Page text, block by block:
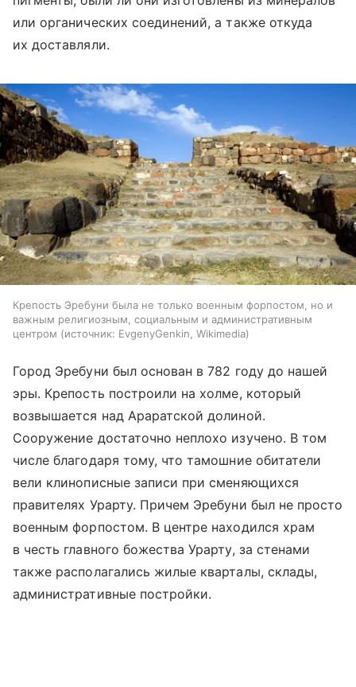
или органических соединений, а также откуда
их доставляли.
Крепость Эребуни была не только военным форпостом, но и
важным религиозным, социальным и административным
центром
источник: EvgenyGenkin, Wikimedia
Город Эребуни был основан в 782 году до нашей
эры. Крепость построили на холме, который
возвышается над Араратской долиной.
Сооружение достаточно неплохо изучено. В том
числе благодаря тому, что тамошние обитатели
вели клинописные записи при сменяющихся
правителях Урарту. Причем Эребуни был не просто
военным форпостом. В центре находился храм
в честь главного божества Урарту, за стенами
также располагались жилые кварталы, склады,
административные постройки.